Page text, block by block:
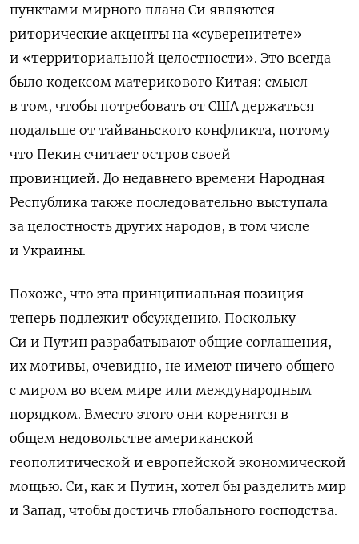
пунктами мирного плана Си являются
риторические акценты на «суверенитете»
и «территориальной целостности». Это всегда
было кодексом материкового Китая: смысл
в том, чтобы потребовать от США держаться
подальше от тайваньского конфликта, потому
что Пекин считает остров своей
провинцией. До недавнего времени Народная
Республика также последовательно выступала
за целостность других народов, в том числе
и Украины.
Похоже, что эта принципиальная позиция
теперь подлежит обсуждению. Поскольку
Си и Путин разрабатывают общие соглашения,
их мотивы, очевидно, не имеют ничего общего
с миром во всем мире или международным
порядком. Вместо этого они коренятся в
общем недовольстве американской
геополитической и европейской экономической
мощью. Си, как и Путин, хотел бы разделить мир
и Запад, чтобы достичь глобального господства.